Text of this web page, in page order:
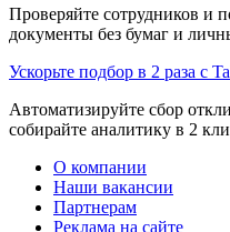
Проверяйте сотрудников и
документы без бумаг и
Ускорьте подбор в 2 раза с
Автоматизируйте сбор
собирайте аналитику в 2
О компании
Наши вакансии
Партнерам
Реклама на сайте